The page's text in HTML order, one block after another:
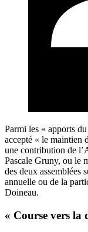
Parmi les « apports
accepté « le maintien
une contribution de
Pascale Gruny, ou le
des deux assemblées
annuelle ou de la
Doineau.
« Course vers la